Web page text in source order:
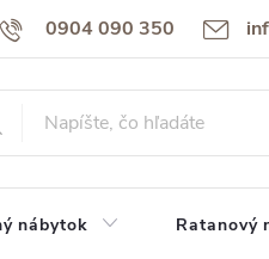
0904 090 350
Reklamácie a záruka Obchodné
nábytok Ratanový